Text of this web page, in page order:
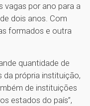
vagas por ano para a
dois anos. Com
formados e outra
quantidade de
da própria instituição,
de instituições
estados do país”,